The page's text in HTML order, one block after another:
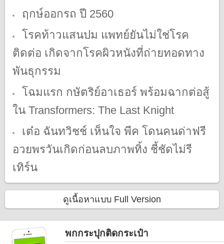
ฤกษ์ออกรถ ปี 2560
โรคท้าวแสนปม แพทย์ยันไม่ใช่โรค
ติดต่อ เกิดจากโรคผิวหนังที่ถ่ายทอดทาง
พันธุกรรม
โฉมแรก กษัตริย์อาเธอร์ พร้อมฉากต่อสู้
ใน Transformers: The Last Knight
เต๋อ ฉันทวิชช์ เห็นใจ พีค โดนคนด่าฟรี
อวยพรวันเกิดก่อนลบภาพทิ้ง ชี้ชัดไม่รี
เทิร์น
ดูเนื้อหาแบบ Full Version
พกกระปุกติดกระเป๋า